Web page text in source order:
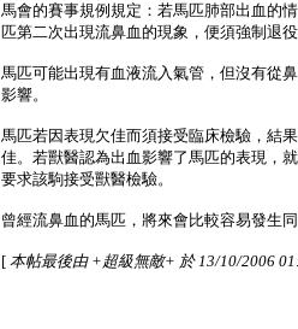
馬會的賽事規例規定：若馬匹肺部出血的
匹第二次出現流鼻血的現象，便須強制退
馬匹可能出現有血液流入氣管，但沒有從
影響。
馬匹若因表現欠佳而須接受臨床檢驗，結
佳。若獸醫認為出血影響了馬匹的表現，
要求該駒接受獸醫檢驗。
曾經流鼻血的馬匹，將來會比較容易發生
[ 本帖最後由 +超級無敵+ 於 13/10/2006